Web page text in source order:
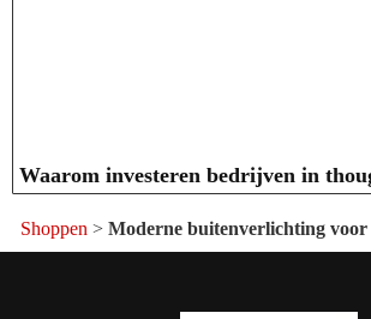
Waarom investeren bedrijven in
Shoppen > Moderne buitenverlichting voor